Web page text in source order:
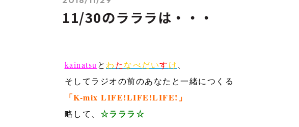
11/30のラララは・・・
kainatsu と わたなべだいすけ
そしてラジオの前のあなたと一緒につくる
「K-mix LIFE!LIFE!LIFE!」
略して、 ☆ラララ☆